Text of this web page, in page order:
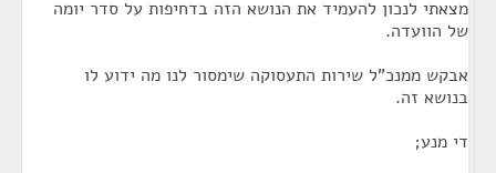
מצאתי לנכון להעמיד את הנושא הזה בדחיפות על סדר יומה
של הוועדה.
אבקש ממנכ"ל שירות התעסוקה שימסור לנו מה ידוע לו
בנושא זה.
די מנע;